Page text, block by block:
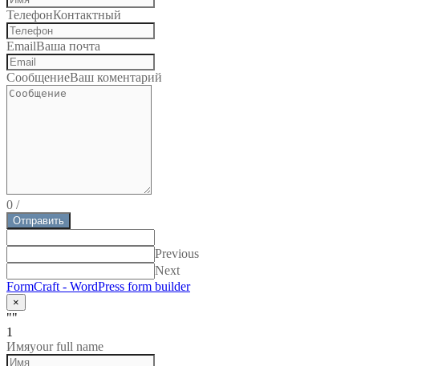
ТелефонКонтактный
EmailВаша почта
СообщениеВаш коментарий
0 /
Отправить
Previous
Next
FormCraft - WordPress form builder
×
""
1
Имяyour full name